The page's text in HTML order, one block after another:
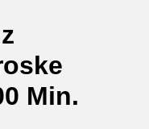
Min.